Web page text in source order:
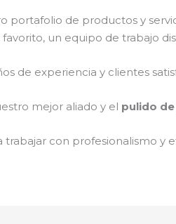
portafolio de productos y
un equipo de trabajo
de experiencia y clientes
mejor aliado y el pulido
trabajar con profesionalismo y